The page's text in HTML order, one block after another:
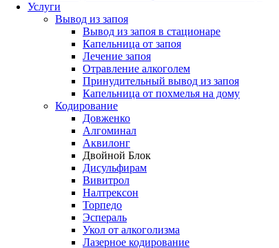
Услуги
Вывод из запоя
Вывод из запоя в стационаре
Капельница от запоя
Лечение запоя
Отравление алкоголем
Принудительный вывод из запоя
Капельница от похмелья на дому
Кодирование
Довженко
Алгоминал
Аквилонг
Двойной Блок
Дисульфирам
Вивитрол
Налтрексон
Торпедо
Эспераль
Укол от алкоголизма
Лазерное кодирование